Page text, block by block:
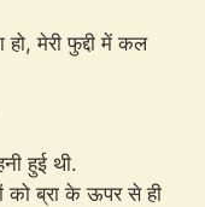
मेरी फुद्दी में कल
हुई थी.
ब्रा के ऊपर से ही